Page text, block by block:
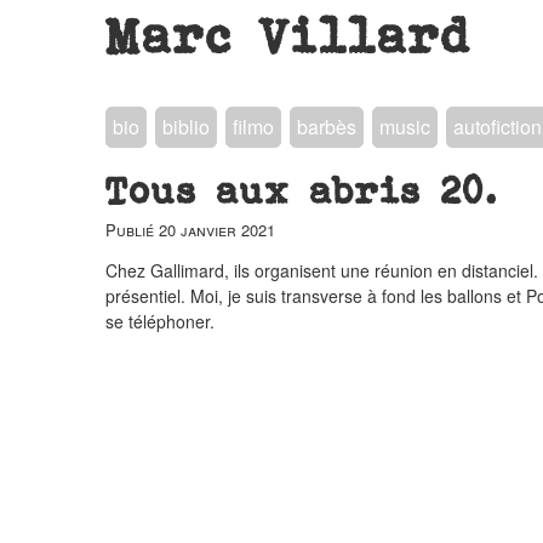
Marc Villard
bio biblio filmo barbès music autofiction
Tous aux abris 20.
Publié 20 janvier 2021
Chez Gallimard, ils organisent une réunion en
présentiel. Moi, je suis transverse à fond les ballons et
se téléphoner.